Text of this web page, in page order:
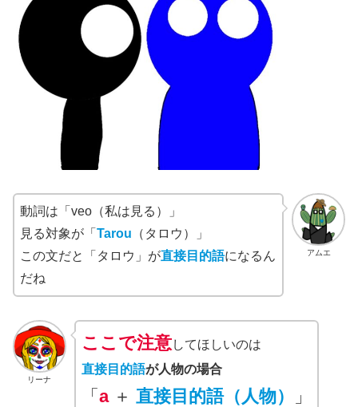
アムエ
動詞は「veo（私は見る）」
見る対象が「 Tarou （タロウ）」
この文だと「タロウ」が直接目的語になるん
だね
リーナ
ここで注意してほしいのは
直接目的語が人物の場合
「 a＋ 直接目的語（人物） 」